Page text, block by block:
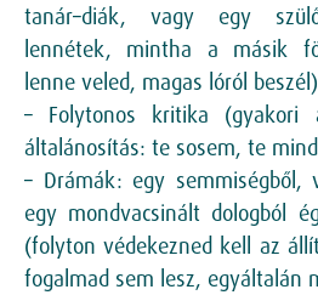
tanár–diák, vagy egy
lennétek, mintha a másik
lenne veled, magas lóról beszél)
– Folytonos kritika (gyakori
általánosítás: te sosem, te
– Drámák: egy
egy mondvacsinált dologból
(folyton védekezned kell az
fogalmad sem lesz, egyáltalán